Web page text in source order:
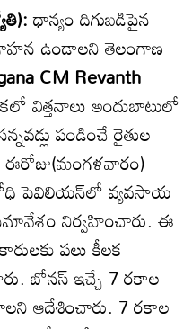
ధాన్యం దిగుబడిపైన
ఉండాలని తెలంగాణ
CM Revanth
విత్తనాలు అందుబాటులో
పండించే రైతుల
పెవిలియన్‌లో వ్యవసాయ
నిర్వహించారు. ఈ
పలు కీలక
బోనస్ ఇచ్చే 7 రకాల
ఆదేశించారు. 7 రకాల